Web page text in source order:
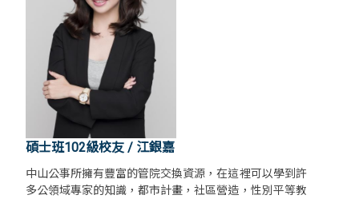
碩士班102級校友 / 江銀嘉
中山公事所擁有豐富的管院交換資源，在這裡可以學到許
多公領域專家的知識，都市計畫，社區營造，性別平等教